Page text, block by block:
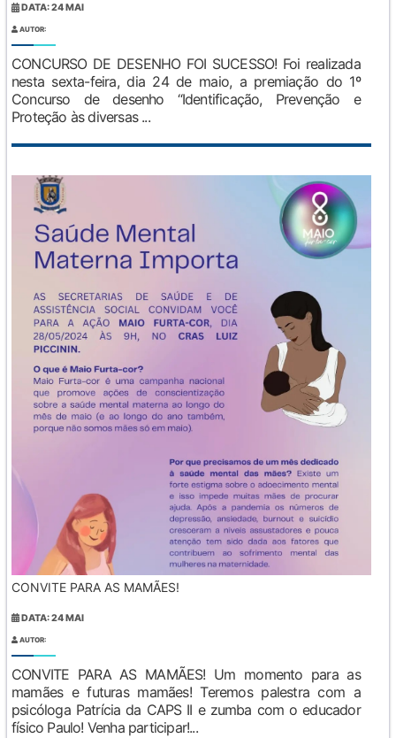
DATA: 24 MAI
AUTOR:
CONCURSO DE DESENHO FOI SUCESSO! Foi realizada
nesta sexta-feira, dia 24 de maio, a premiação do 1º
Concurso de desenho “Identificação, Prevenção e
Proteção às diversas ...
CONVITE PARA AS MAMÃES!
DATA: 24 MAI
AUTOR:
CONVITE PARA AS MAMÃES! Um momento para as
mamães e futuras mamães! Teremos palestra com a
psicóloga Patrícia da CAPS II e zumba com o educador
físico Paulo! Venha participar!...